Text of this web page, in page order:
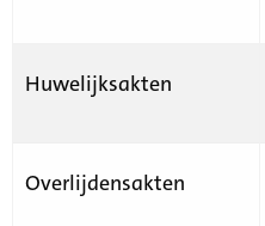
Huwelijksakten
Overlijdensakten